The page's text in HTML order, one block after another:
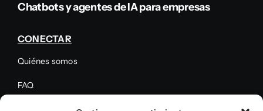
Chatbots y agentes de IA para empresas
CONECTAR
Quiénes somos
FAQ